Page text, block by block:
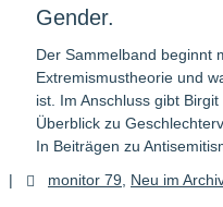
Gender.
Der Sammelband beginnt
Extremismustheorie und
ist. Im Anschluss gibt
Überblick zu
In Beiträgen zu
| monitor 79 Neu im